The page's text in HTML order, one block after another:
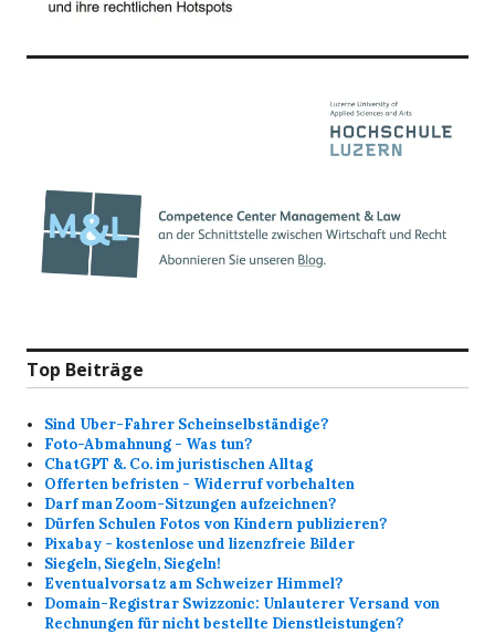
Top Beiträge
Sind Uber-Fahrer Scheinselbständige?
Foto-Abmahnung - Was tun?
ChatGPT &. Co. im juristischen Alltag
Offerten befristen - Widerruf vorbehalten
Darf man Zoom-Sitzungen aufzeichnen?
Dürfen Schulen Fotos von Kindern publizieren?
Pixabay - kostenlose und lizenzfreie Bilder
Siegeln, Siegeln, Siegeln!
Eventualvorsatz am Schweizer Himmel?
Domain-Registrar Swizzonic: Unlauterer Versand von
Rechnungen für nicht bestellte Dienstleistungen?